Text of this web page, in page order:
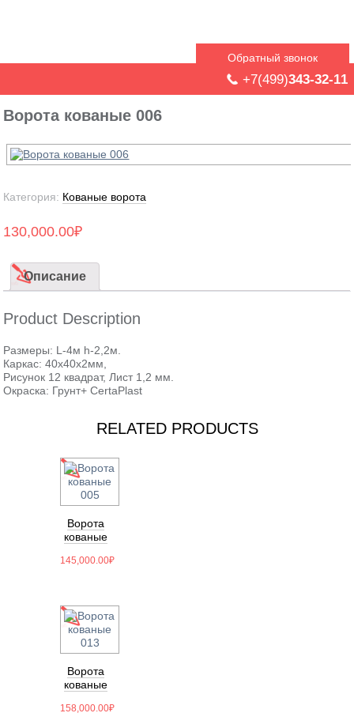
Обратный звонок
+7(499)343-32-11
Ворота кованые 006
Категория: Кованые ворота
130,000.00₽
Описание
Product Description
Размеры: L-4м h-2,2м.
Каркас: 40х40х2мм,
Рисунок 12 квадрат, Лист 1,2 мм.
Окраска: Грунт+ CertaPlast
RELATED PRODUCTS
Ворота
кованые
145,000.00₽
Ворота
кованые
158,000.00₽